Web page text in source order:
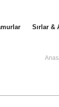
Sırlar &